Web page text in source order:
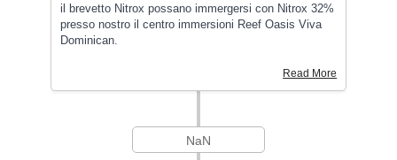
il brevetto Nitrox possano immergersi con Nitrox 32%
presso nostro il centro immersioni Reef Oasis Viva
Dominican.
Read More
NaN